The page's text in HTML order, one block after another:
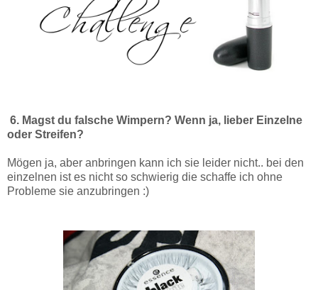
6. Magst du falsche Wimpern? Wenn ja, lieber Einzelne
oder Streifen?
Mögen ja, aber anbringen kann ich sie leider nicht.. bei den
einzelnen ist es nicht so schwierig die schaffe ich ohne
Probleme sie anzubringen :)